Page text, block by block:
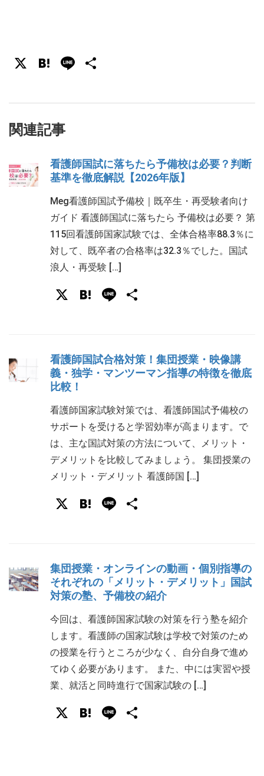
X Hatena
Line
関連記事
看護師国試に落ちたら予備校は必要？判断
基準を徹底解説【2026年版】
Meg看護師国試予備校｜既卒生・再受験者向け
ガイド 看護師国試に落ちたら 予備校は必要？ 第
115回看護師国家試験では、全体合格率88.3％に
対して、既卒者の合格率は32.3％でした。国試
浪人・再受験 […]
X Hatena
Line
看護師国試合格対策！集団授業・映像講
義・独学・マンツーマン指導の特徴を徹底
比較！
看護師国家試験対策では、看護師国試予備校の
サポートを受けると学習効率が高まります。で
は、主な国試対策の方法について、メリット・
デメリットを比較してみましょう。 集団授業の
メリット・デメリット 看護師国 […]
X Hatena
Line
集団授業・オンラインの動画・個別指導の
それぞれの「メリット・デメリット」国試
対策の塾、予備校の紹介
今回は、看護師国家試験の対策を行う塾を紹介
します。看護師の国家試験は学校で対策のため
の授業を行うところが少なく、自分自身で進め
てゆく必要があります。 また、中には実習や授
業、就活と同時進行で国家試験の […]
X Hatena
Line